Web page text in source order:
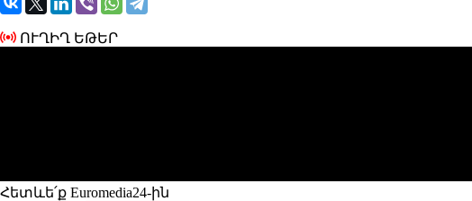
ՈՒՂԻՂ ԵԹԵՐ
Հետևե՛ք Euromedia24-ին